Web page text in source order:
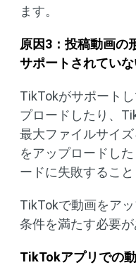
ます。
原因3 ：投稿動画の
サポートされてい
TikTokがサポート
プロードしたり、
最大ファイルサイ
をアップロードし
ードに失敗すること
TikTokで動画をア
条件を満たす必要が
TikTokアプリでの